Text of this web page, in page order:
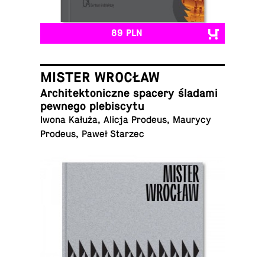
89 PLN
MISTER WROCŁAW
Ar­chi­tek­to­nicz­ne spacery śladami
pewnego plebiscytu
Iwona Kałuża, Alicja Prodeus, Maurycy
Prodeus, Paweł Starzec